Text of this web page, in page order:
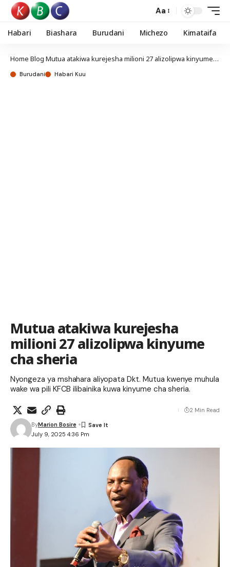
Aa
Habari Biashara Burudani Michezo Kimataifa
Home Blog Mutua atakiwa kurejesha milioni 27 alizolipwa kinyume cha sheria
Burudani Habari Kuu
Mutua atakiwa kurejesha
milioni 27 alizolipwa kinyume
cha sheria
Nyongeza ya mshahara aliyopata Dkt. Mutua kwenye muhula
wake wa pili KFCB ilibainika kuwa kinyume cha sheria.
July 9, 2025 4:36 Pm
ByMarion Bosire
2 Min Read